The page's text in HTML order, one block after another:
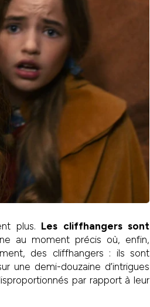
plus. Les cliffhangers sont
au moment précis où, enfin,
des cliffhangers : ils sont
une demi-douzaine d’intrigues
par rapport à leur